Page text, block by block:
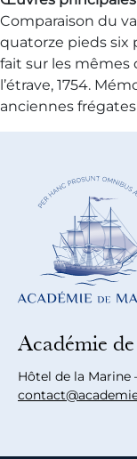
Comparaison du
quatorze pieds six
fait sur les mêmes
l’étrave, 1754.
anciennes
Académie
Hôtel de la Marine